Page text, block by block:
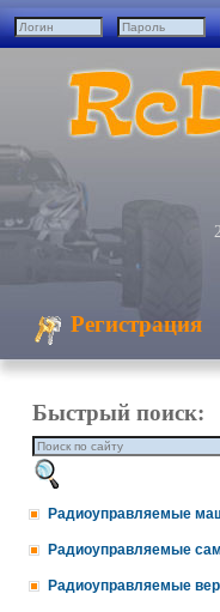
Регистрация
Быстрый поиск:
Радиоуправляемые
Радиоуправляемые
Радиоуправляемые